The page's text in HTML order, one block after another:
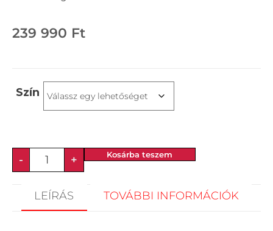
239 990 Ft
Szín
- + Kosárba teszem
LEÍRÁS TOVÁBBI INFORMÁCIÓK